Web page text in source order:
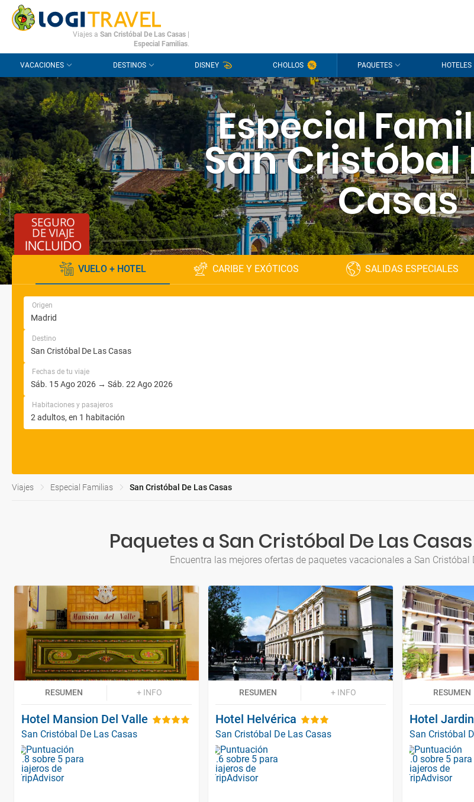
CONTACTO PREGUNTAS FRECUENTES
Viajes a San Cristóbal De Las Casas
Especial Familias.
VACACIONES DESTINOS DISNEY CHOLLOS PAQUETES HOTELES
Especial
San Cristóbal
Casas
VUELO + HOTEL CARIBE Y EXÓTICOS SALIDAS ESPECIALES
Origen
Destino
Fechas de tu viaje
Habitaciones y pasajeros
Viajes Especial Familias San Cristóbal De Las Casas
Paquetes a San Cristóbal De Las
Encuentra las mejores ofertas de paquetes vacacionales a San
RESUMEN + INFO
Hotel Mansion Del Valle
San Cristóbal De Las Casas
RESUMEN + INFO
Hotel Helvérica
San Cristóbal De Las Casas
RESUMEN
Hotel
San Cristóbal